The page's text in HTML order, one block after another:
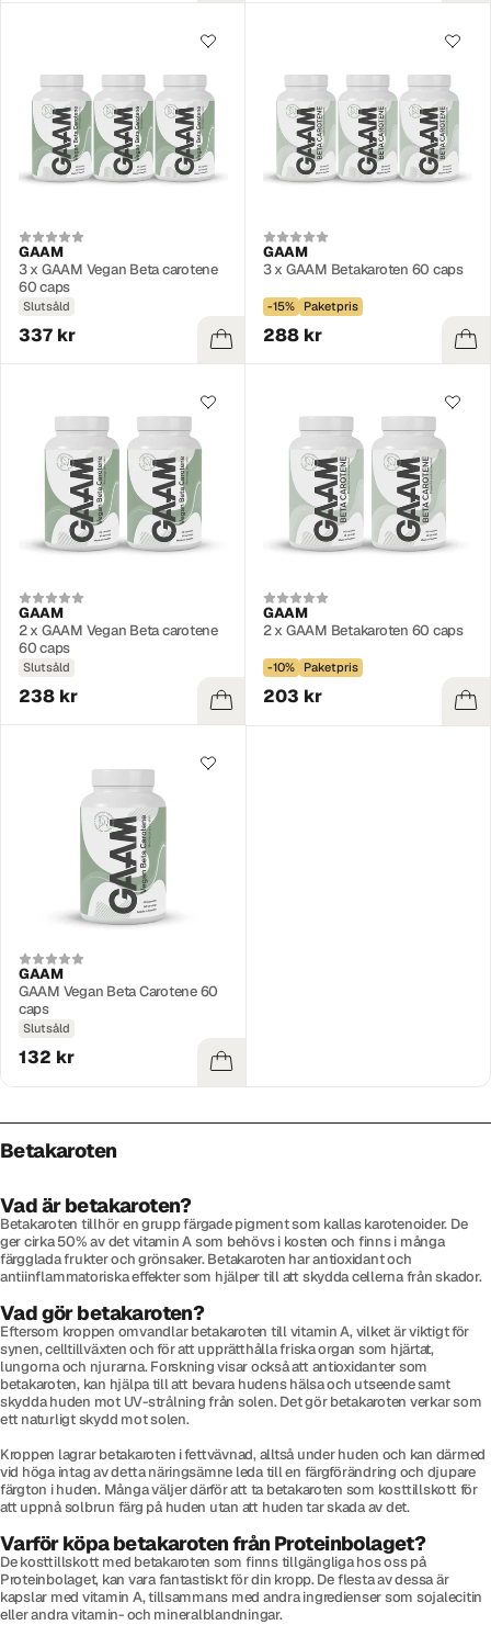
GAAM
3 x GAAM Vegan Beta carotene
60 caps
Slutsåld
337 kr
GAAM
3 x GAAM Betakaroten 60 caps
-15% Paketpris
288 kr
GAAM
2 x GAAM Vegan Beta carotene
60 caps
Slutsåld
238 kr
GAAM
2 x GAAM Betakaroten 60 caps
-10% Paketpris
203 kr
GAAM
GAAM Vegan Beta Carotene 60
caps
Slutsåld
132 kr
Betakaroten
Vad är betakaroten?
Betakaroten tillhör en grupp färgade pigment som kallas karotenoider. De
ger cirka 50% av det vitamin A som behövs i kosten och finns i många
färgglada frukter och grönsaker. Betakaroten har antioxidant och
antiinflammatoriska effekter som hjälper till att skydda cellerna från skador.
Vad gör betakaroten?
Eftersom kroppen omvandlar betakaroten till vitamin A, vilket är viktigt för
synen, celltillväxten och för att upprätthålla friska organ som hjärtat,
lungorna och njurarna. Forskning visar också att antioxidanter som
betakaroten, kan hjälpa till att bevara hudens hälsa och utseende samt
skydda huden mot UV-strålning från solen. Det gör betakaroten verkar som
ett naturligt skydd mot solen.
Kroppen lagrar betakaroten i fettvävnad, alltså under huden och kan därmed
vid höga intag av detta näringsämne leda till en färgförändring och djupare
färgton i huden. Många väljer därför att ta betakaroten som kosttillskott för
att uppnå solbrun färg på huden utan att huden tar skada av det.
Varför köpa betakaroten från Proteinbolaget?
De kosttillskott med betakaroten som finns tillgängliga hos oss på
Proteinbolaget, kan vara fantastiskt för din kropp. De flesta av dessa är
kapslar med vitamin A, tillsammans med andra ingredienser som sojalecitin
eller andra vitamin- och mineralblandningar.